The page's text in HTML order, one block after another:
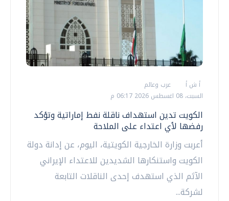
أ ش أ
عرب وعالم
السبت، 08 اغسطس 2026 06:17 م
الكويت تدين استهداف ناقلة نفط إماراتية وتؤكد
رفضها لأي اعتداء على الملاحة
أعربت وزارة الخارجية الكويتية، اليوم، عن إدانة دولة
الكويت واستنكارها الشديدين للاعتداء الإيراني
الآثم الذي استهدف إحدى الناقلات التابعة
لشركة...